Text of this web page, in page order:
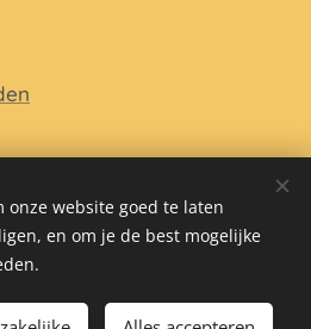
aan de winkelwagen
doorWebnode Cookies
onze website goed te laten
en om je de best mogelijke